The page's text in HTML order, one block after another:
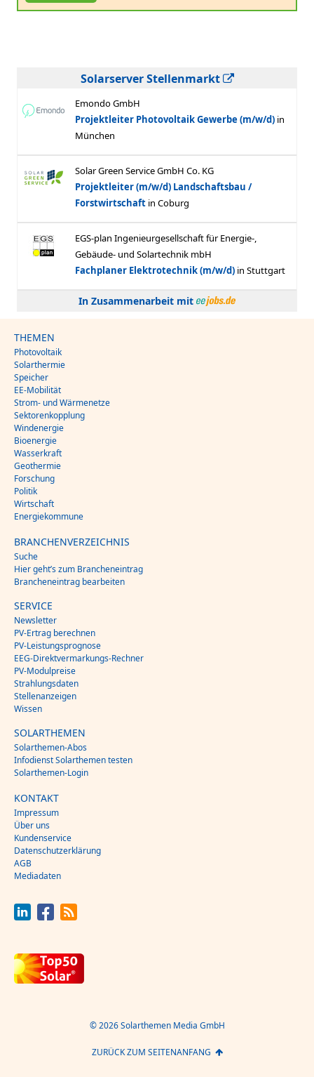
Solarserver Stellenmarkt
In Zusammenarbeit mit
THEMEN
Photovoltaik
Solarthermie
Speicher
EE-Mobilität
Strom- und Wärmenetze
Sektorenkopplung
Windenergie
Bioenergie
Wasserkraft
Geothermie
Forschung
Politik
Wirtschaft
Energiekommune
BRANCHENVERZEICHNIS
Suche
Hier geht’s zum Brancheneintrag
Brancheneintrag bearbeiten
SERVICE
Newsletter
PV-Ertrag berechnen
PV-Leistungsprognose
EEG-Direktvermarkungs-Rechner
PV-Modulpreise
Strahlungsdaten
Stellenanzeigen
Wissen
SOLARTHEMEN
Solarthemen-Abos
Infodienst Solarthemen testen
Solarthemen-Login
KONTAKT
Impressum
Über uns
Kundenservice
Datenschutzerklärung
AGB
Mediadaten
© 2026 Solarthemen Media GmbH
ZURÜCK ZUM SEITENANFANG